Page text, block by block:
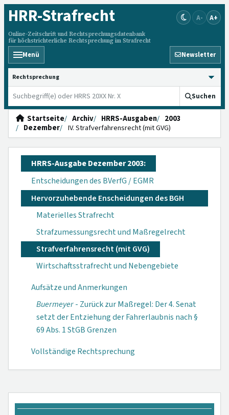
HRR-Strafrecht
Online-Zeitschrift und Rechtsprechungsdatenbank
für höchstrichterliche Rechtsprechung im Strafrecht
A- A+
Menü Newsletter
HRRS durchsuchen
Suchen
Startseite Archiv HRRS-Ausgaben
2003
Dezember
IV. Strafverfahrensrecht (mit GVG)
HRRS-Ausgabe Dezember 2003:
Entscheidungen des BVerfG / EGMR
Hervorzuhebende Enscheidungen des BGH
Materielles Strafrecht
Strafzumessungsrecht und Maßregelrecht
Strafverfahrensrecht (mit GVG)
Wirtschaftsstrafrecht und Nebengebiete
Aufsätze und Anmerkungen
Buermeyer- Zu­rück zur Maßregel: Der 4. Senat
setzt der Entziehung der Fahrerlaubnis nach §
69 Abs. 1 StGB Grenzen
Vollständige Rechtsprechung